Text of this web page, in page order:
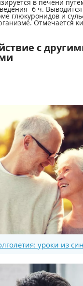
в печени
-6 ч.
глюкуронидов и
Отмечается
с
уроки из